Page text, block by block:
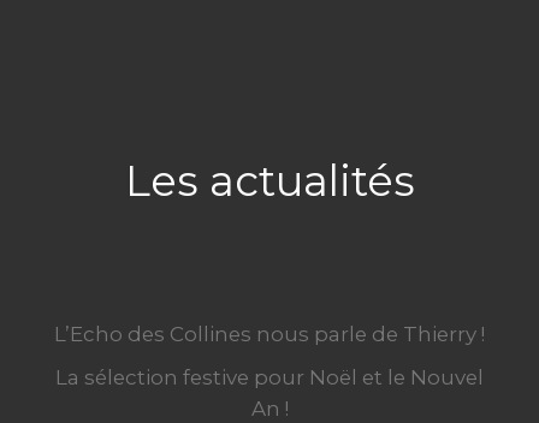
Les actualités
L’Echo des Collines nous parle de Thierry !
La sélection festive pour Noël et le Nouvel
An !